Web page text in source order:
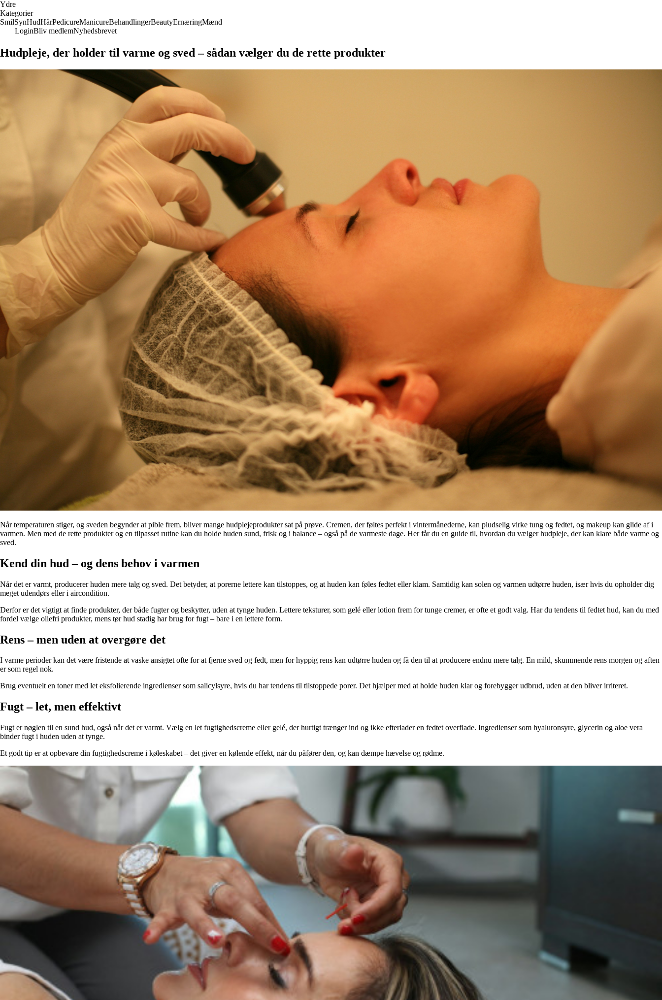
Ydre
Kategorier
SmilSynHudHårPedicureManicureBehandlingerBeautyErnæringMænd
LoginBliv medlemNyhedsbrevet
Hudpleje, der holder til varme og sved – sådan vælger du de rette produkter
Når temperaturen stiger, og sveden begynder at pible frem, bliver mange hudplejeprodukter sat på prøve. Cremen, der føltes perfekt i vintermånederne, kan pludselig virke tung og fedtet, og makeup kan glide af i
varmen. Men med de rette produkter og en tilpasset rutine kan du holde huden sund, frisk og i balance – også på de varmeste dage. Her får du en guide til, hvordan du vælger hudpleje, der kan klare både varme og
sved.
Kend din hud – og dens behov i varmen
Når det er varmt, producerer huden mere talg og sved. Det betyder, at porerne lettere kan tilstoppes, og at huden kan føles fedtet eller klam. Samtidig kan solen og varmen udtørre huden, især hvis du opholder dig
meget udendørs eller i aircondition.
Derfor er det vigtigt at finde produkter, der både fugter og beskytter, uden at tynge huden. Lettere teksturer, som gelé eller lotion frem for tunge cremer, er ofte et godt valg. Har du tendens til fedtet hud, kan du med
fordel vælge oliefri produkter, mens tør hud stadig har brug for fugt – bare i en lettere form.
Rens – men uden at overgøre det
I varme perioder kan det være fristende at vaske ansigtet ofte for at fjerne sved og fedt, men for hyppig rens kan udtørre huden og få den til at producere endnu mere talg. En mild, skummende rens morgen og aften
er som regel nok.
Brug eventuelt en toner med let eksfolierende ingredienser som salicylsyre, hvis du har tendens til tilstoppede porer. Det hjælper med at holde huden klar og forebygger udbrud, uden at den bliver irriteret.
Fugt – let, men effektivt
Fugt er nøglen til en sund hud, også når det er varmt. Vælg en let fugtighedscreme eller gelé, der hurtigt trænger ind og ikke efterlader en fedtet overflade. Ingredienser som hyaluronsyre, glycerin og aloe vera
binder fugt i huden uden at tynge.
Et godt tip er at opbevare din fugtighedscreme i køleskabet – det giver en kølende effekt, når du påfører den, og kan dæmpe hævelse og rødme.